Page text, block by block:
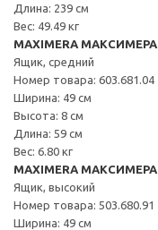
Длина: 239 см
Вес: 49.49 кг
MAXIMERA МАКСИМЕРА
Ящик, средний
Номер товара: 603.681.04
Ширина: 49 см
Высота: 8 см
Длина: 59 см
Вес: 6.80 кг
MAXIMERA МАКСИМЕРА
Ящик, высокий
Номер товара: 503.680.91
Ширина: 49 см